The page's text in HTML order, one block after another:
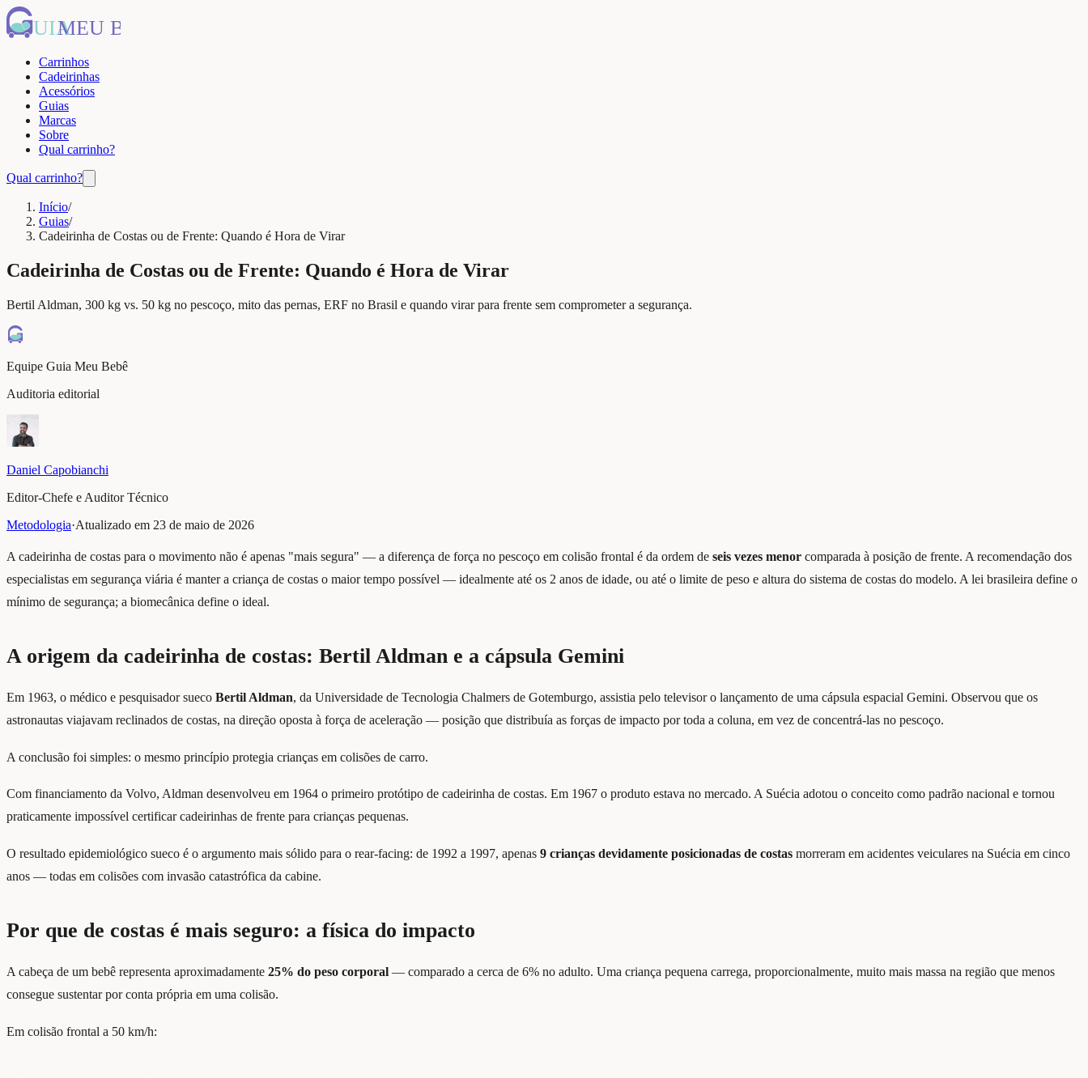
UIAMEU BEBÊ
Carrinhos
Cadeirinhas
Acessórios
Guias
Marcas
Sobre
Qual carrinho?
Qual carrinho?
Início/
Guias/
Cadeirinha de Costas ou de Frente: Quando é Hora de Virar
Cadeirinha de Costas ou de Frente: Quando é Hora de Virar
Bertil Aldman, 300 kg vs. 50 kg no pescoço, mito das pernas, ERF no Brasil e quando virar para frente sem comprometer a segurança.
Equipe Guia Meu Bebê
Auditoria editorial
Daniel Capobianchi
Editor-Chefe e Auditor Técnico
Metodologia·Atualizado em 23 de maio de 2026
A cadeirinha de costas para o movimento não é apenas "mais segura" — a diferença de força no pescoço em colisão frontal é da ordem de seis vezes menor comparada à posição de frente. A recomendação dos
especialistas em segurança viária é manter a criança de costas o maior tempo possível — idealmente até os 2 anos de idade, ou até o limite de peso e altura do sistema de costas do modelo. A lei brasileira define o
mínimo de segurança; a biomecânica define o ideal.
A origem da cadeirinha de costas: Bertil Aldman e a cápsula Gemini
Em 1963, o médico e pesquisador sueco Bertil Aldman, da Universidade de Tecnologia Chalmers de Gotemburgo, assistia pelo televisor o lançamento de uma cápsula espacial Gemini. Observou que os
astronautas viajavam reclinados de costas, na direção oposta à força de aceleração — posição que distribuía as forças de impacto por toda a coluna, em vez de concentrá-las no pescoço.
A conclusão foi simples: o mesmo princípio protegia crianças em colisões de carro.
Com financiamento da Volvo, Aldman desenvolveu em 1964 o primeiro protótipo de cadeirinha de costas. Em 1967 o produto estava no mercado. A Suécia adotou o conceito como padrão nacional e tornou
praticamente impossível certificar cadeirinhas de frente para crianças pequenas.
O resultado epidemiológico sueco é o argumento mais sólido para o rear-facing: de 1992 a 1997, apenas 9 crianças devidamente posicionadas de costas morreram em acidentes veiculares na Suécia em cinco
anos — todas em colisões com invasão catastrófica da cabine.
Por que de costas é mais seguro: a física do impacto
A cabeça de um bebê representa aproximadamente 25% do peso corporal — comparado a cerca de 6% no adulto. Uma criança pequena carrega, proporcionalmente, muito mais massa na região que menos
consegue sustentar por conta própria em uma colisão.
Em colisão frontal a 50 km/h: